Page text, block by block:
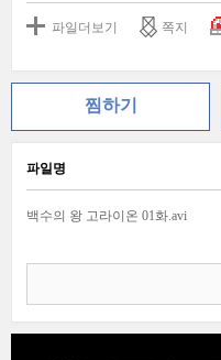
파일더보기 쪽지
찜하기
파일명
백수의 왕 고라이온 01화.avi